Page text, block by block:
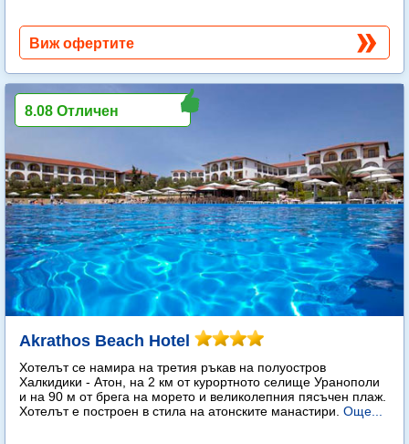
Виж офертите
Akrathos Beach Hotel
Хотелът се намира на третия ръкав на полуостров
Халкидики - Атон, на 2 км от курортното селище Уранополи
и на 90 м от брега на морето и великолепния пясъчен плаж.
Хотелът е построен в стила на атонските манастири. Още...
8.08 Отличен